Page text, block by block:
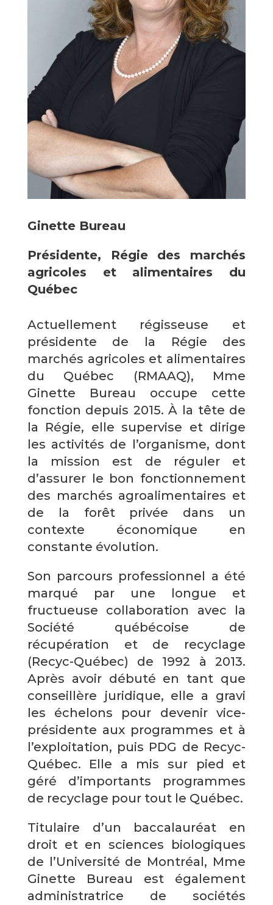
Ginette Bureau
Présidente, Régie des marchés
agricoles et alimentaires du
Québec
Actuellement régisseuse et
présidente de la Régie des
marchés agricoles et alimentaires
du Québec (RMAAQ), Mme
Ginette Bureau occupe cette
fonction depuis 2015. À la tête de
la Régie, elle supervise et dirige
les activités de l’organisme, dont
la mission est de réguler et
d’assurer le bon fonctionnement
des marchés agroalimentaires et
de la forêt privée dans un
contexte économique en
constante évolution.
Son parcours professionnel a été
marqué par une longue et
fructueuse collaboration avec la
Société québécoise de
récupération et de recyclage
(Recyc-Québec) de 1992 à 2013.
Après avoir débuté en tant que
conseillère juridique, elle a gravi
les échelons pour devenir vice-
présidente aux programmes et à
l’exploitation, puis PDG de Recyc-
Québec. Elle a mis sur pied et
géré d’importants programmes
de recyclage pour tout le Québec.
Titulaire d’un baccalauréat en
droit et en sciences biologiques
de l’Université de Montréal, Mme
Ginette Bureau est également
administratrice de sociétés